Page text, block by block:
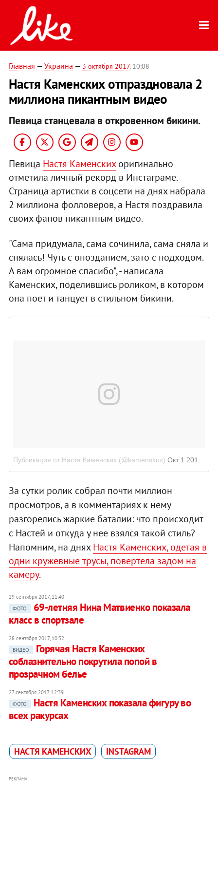
Главная — Украина — 3 октября 2017, 10:08
Настя Каменских отпраздновала 2
миллиона пикантным видео
Певица станцевала в откровенном бикини.
Певица Настя Каменскихоригинально
отметила личный рекорд в Инстаграме.
Страница артистки в соцсети на днях набрала
2 миллиона фолловеров, а Настя поздравила
своих фанов пикантным видео.
"Сама придумала, сама сочинила, сама сняла и
снялась! Чуть с опозданием, зато с подходом.
А вам огромное спасибо", - написала
Каменских, поделившись роликом, в котором
она поет и танцует в стильном бикини.
Публикация от Настя Каменских (@kamenskux) Окт 1 2017 в 10:39 PDT
За сутки ролик собрал почти миллион
просмотров, а в комментариях к нему
разгорелись жаркие баталии: что происходит
с Настей и откуда у нее взялся такой стиль?
Напомним, на дняхНастя Каменских, одетая в
одни кружевные трусы, повертела задом на
камеру.
29 сентября 2017, 11:40
ФОТО
69-летняя Нина Матвиенко показала
класс в спортзале
28 сентября 2017, 10:52
ВИДЕО
Горячая Настя Каменских
соблазнительно покрутила попой в
прозрачном белье
27 сентября 2017, 12:39
ФОТО
Настя Каменских показала фигуру во
всех ракурсах
НАСТЯ КАМЕНСКИХ INSTAGRAM
РЕКЛАМА